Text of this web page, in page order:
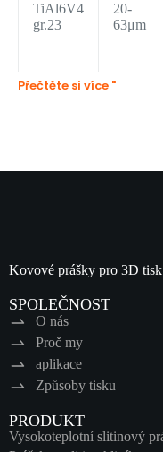
TiAl6V4
gr.23
20-
63μm
Přečtěte si více "
Kovové prášky pro 3D
SPOLEČNOST
O nás
Proč my
aplikace
Způsoby tisku
PRODUKT
Vysokoteplotní slitinový